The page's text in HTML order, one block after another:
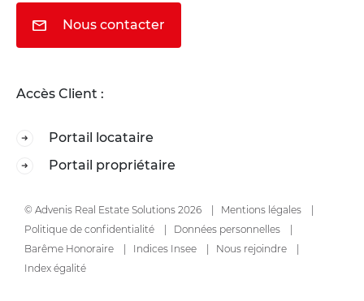
Nous contacter
Accès Client :
Portail locataire
Portail propriétaire
© Advenis Real Estate Solutions 2026
Mentions légales
Politique de confidentialité
Données personnelles
Barême Honoraire
Indices Insee
Nous rejoindre
Index égalité